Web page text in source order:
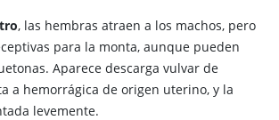
, las hembras atraen a los machos, pero
para la monta, aunque pueden
Aparece descarga vulvar de
a hemorrágica de origen uterino, y la
levemente.